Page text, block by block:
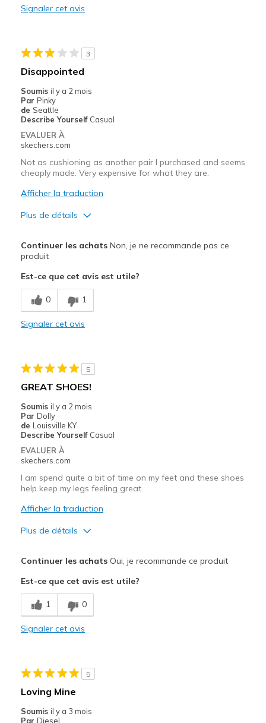
Les meilleures utilisations
Going Out
Sizing
Feels true to size
Signaler cet avis
3
Disappointed
Soumis il y a 2 mois
Par Pinky
de Seattle
Describe Yourself Casual
EVALUER À
skechers.com
Not as cushioning as another pair I purchased and seems
cheaply made. Very expensive for what they are.
Afficher la traduction
Plus de détails
Attractive Design
Le contre
Poor Cushioning
Poor Quality
Casual Wear
Width
Sizing
View On Shoes
Continuer les achatsNon, je ne recommande pas ce
produit
Est-ce que cet avis est utile?
0 1
Signaler cet avis
5
GREAT SHOES!
Soumis il y a 2 mois
Par Dolly
de Louisville KY
Describe Yourself Casual
EVALUER À
skechers.com
I am spend quite a bit of time on my feet and these shoes
help keep my legs feeling great.
Afficher la traduction
Plus de détails
Breathe Well
Comfortable
Les meilleures utilisations
Continuer les achatsOui, je recommande ce produit
Est-ce que cet avis est utile?
1 0
Signaler cet avis
5
Loving Mine
Soumis il y a 3 mois
Par Diesel